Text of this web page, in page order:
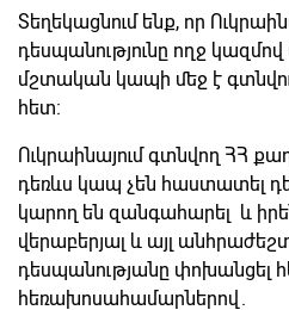
Տեղեկացնում ենք, որ
դեսպանությունը ողջ
մշտական կապի մեջ է
հետ։
Ուկրաինայում գտնվող ՀՀ
դեռևս կապ չեն հաստատել
կարող են զանգահարել և
վերաբերյալ և այլ
դեսպանությանը փոխանցել
հեռախոսահամարներով.